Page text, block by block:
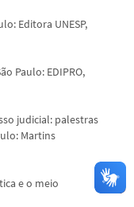
Editora UNESP,
Paulo: EDIPRO,
judicial: palestras
Martins
e o meio